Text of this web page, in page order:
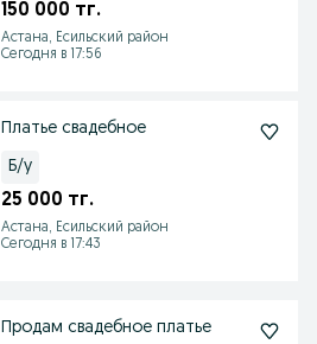
150 000 тг.
Астана, Есильский район
Сегодня в 17:56
Платье свадебное
Б/у
25 000 тг.
Астана, Есильский район
Сегодня в 17:43
Продам свадебное платье